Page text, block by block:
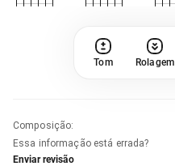
Tom Rolagem
Composição:
Essa informação está errada?
Enviar revisão